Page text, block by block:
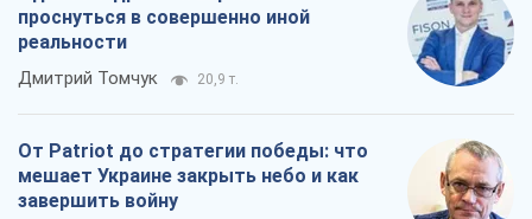
проснуться в совершенно иной
реальности
Дмитрий Томчук 20,9 т.
От Patriot до стратегии победы: что
мешает Украине закрыть небо и как
завершить войну